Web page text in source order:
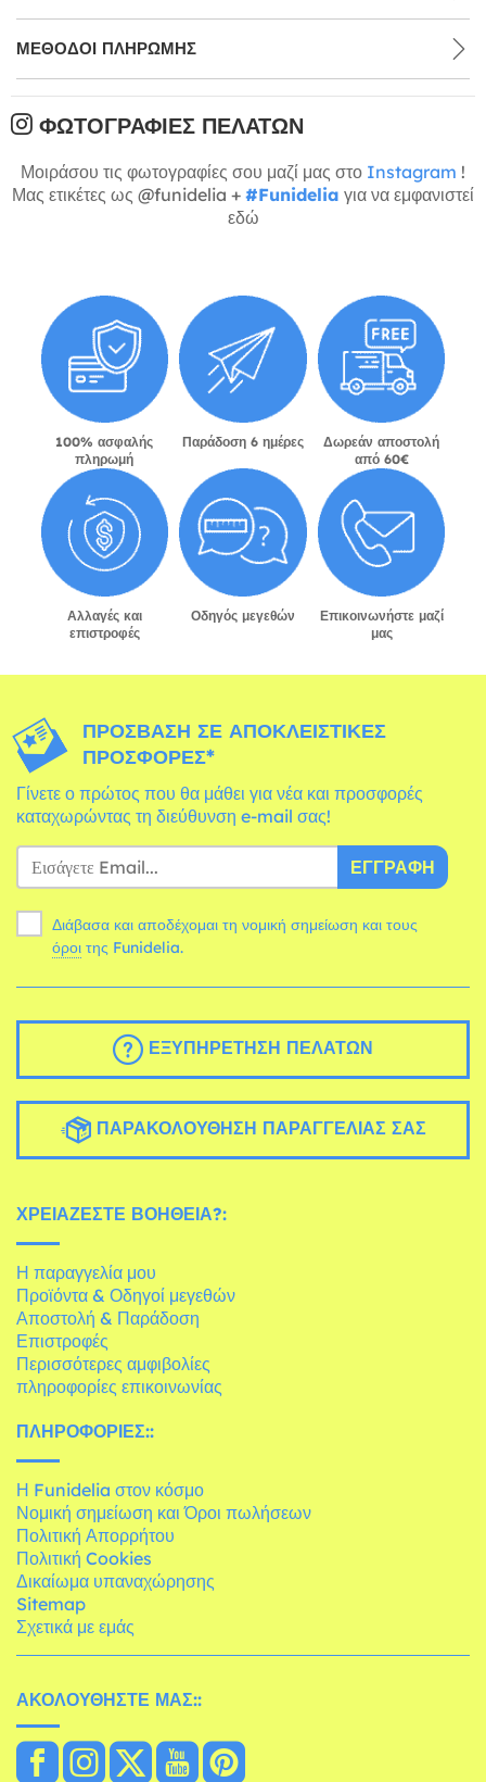
ΜΕΘΌΔΟΙ ΠΛΗΡΩΜΉΣ
ΦΩΤΟΓΡΑΦΊΕΣ ΠΕΛΑΤΏΝ
Μοιράσου τις φωτογραφίες σου μαζί μας στο Instagram !
Μας ετικέτες ως @funidelia + #Funidelia για να εμφανιστεί
εδώ
100% ασφαλής
πληρωμή
Παράδοση 6 ημέρες
Δωρεάν αποστολή
από 60€
Αλλαγές και
επιστροφές
Οδηγός μεγεθών
Επικοινωνήστε μαζί
μας
ΠΡΌΣΒΑΣΗ ΣΕ ΑΠΟΚΛΕΙΣΤΙΚΈΣ
ΠΡΟΣΦΟΡΈΣ*
Γίνετε ο πρώτος που θα μάθει για νέα και προσφορές
καταχωρώντας τη διεύθυνση e-mail σας!
ΕΓΓΡΑΦΉ
Διάβασα και αποδέχομαι τη νομική σημείωση και τους
όροι της Funidelia.
ΕΞΥΠΗΡΈΤΗΣΗ ΠΕΛΑΤΏΝ
ΠΑΡΑΚΟΛΟΎΘΗΣΗ ΠΑΡΑΓΓΕΛΊΑΣ ΣΑΣ
ΧΡΕΙΆΖΕΣΤΕ ΒΟΉΘΕΙΑ?:
Η παραγγελία μου
Προϊόντα & Οδηγοί μεγεθών
Αποστολή & Παράδοση
Επιστροφές
Περισσότερες αμφιβολίες
πληροφορίες επικοινωνίας
ΠΛΗΡΟΦΟΡΊΕΣ::
Η Funidelia στον κόσμο
Νομική σημείωση και Όροι πωλήσεων
Πολιτική Απορρήτου
Πολιτική Cookies
Δικαίωμα υπαναχώρησης
Sitemap
Σχετικά με εμάς
ΑΚΟΛΟΥΘΉΣΤΕ ΜΑΣ::